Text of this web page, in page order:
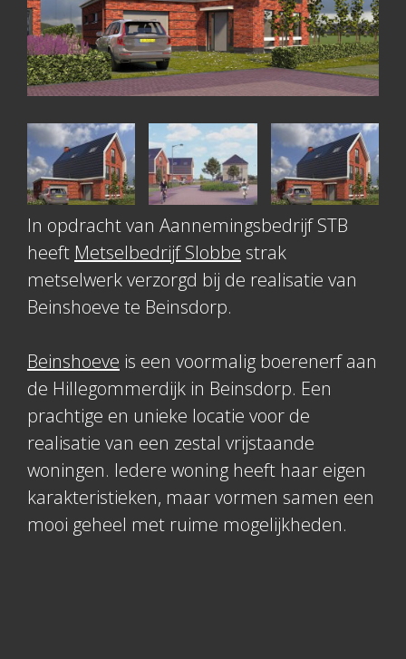
In opdracht van Aannemingsbedrijf STB
heeft Metselbedrijf Slobbe strak
metselwerk verzorgd bij de realisatie van
Beinshoeve te Beinsdorp.
Beinshoeve is een voormalig boerenerf aan
de Hillegommerdijk in Beinsdorp. Een
prachtige en unieke locatie voor de
realisatie van een zestal vrijstaande
woningen. Iedere woning heeft haar eigen
karakteristieken, maar vormen samen een
mooi geheel met ruime mogelijkheden.